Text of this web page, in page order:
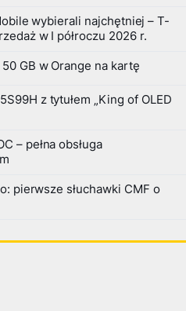
wybierali najchętniej – T-
w I półroczu 2026 r.
GB w Orange na kartę
z tytułem „King of OLED
– pełna obsługa
pierwsze słuchawki CMF o